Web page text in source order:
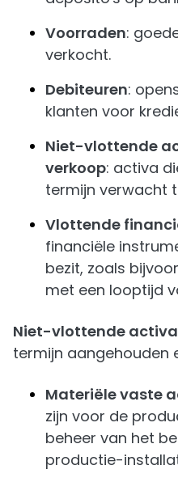
Voorraden:
verkocht.
Debiteuren:
klanten voor
Niet-vlottende
verkoop: activa
termijn verwacht
Vlottende
financiële
bezit, zoals
met een looptijd
Niet-vlottende activa
termijn aangehouden
Materiële vaste
zijn voor de
beheer van het
productie-